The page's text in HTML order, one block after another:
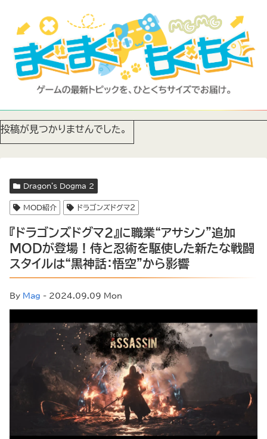
投稿が見つかりませんでした。
Dragon's Dogma 2
MOD紹介 ドラゴンズドグマ２
『ドラゴンズドグマ2』に職業“アサシン”追加
MODが登場！侍と忍術を駆使した新たな戦闘
スタイルは“黒神話：悟空”から影響
By Mag - 2024.09.09 Mon